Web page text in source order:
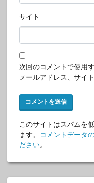
サイト
次回のコメントで使用
メールアドレス、サイ
このサイトはスパムを
ます。
コメントデータ
ださい。